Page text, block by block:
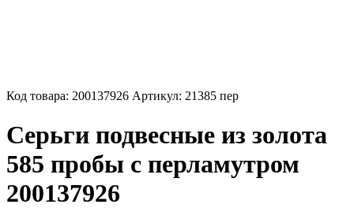
Код товара: 200137926 Артикул: 21385 пер
Серьги подвесные из золота
585 пробы с перламутром
200137926